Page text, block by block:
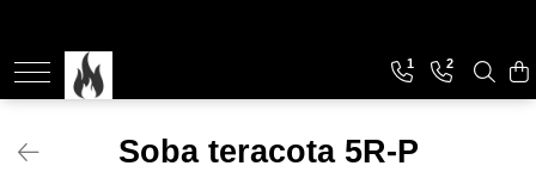
Soba de Incalzit
Soba de incalzit cu plita
1 2
Soba teracota 5R-P